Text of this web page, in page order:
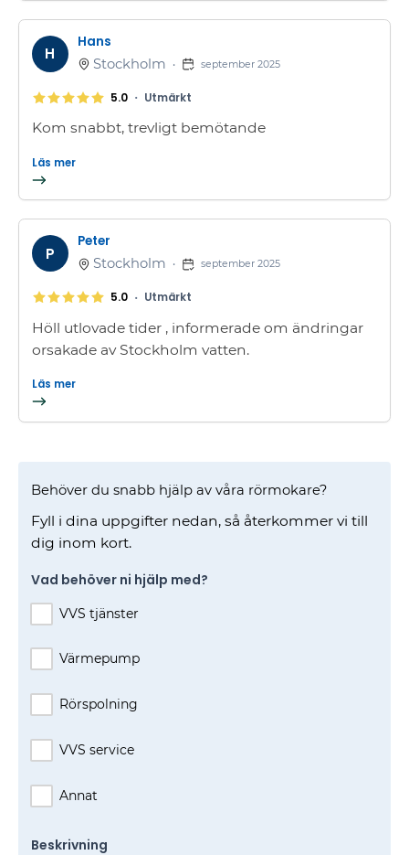
H
Hans
Stockholm • september 2025
5.0 • Utmärkt
Kom snabbt, trevligt bemötande
Läs mer
P
Peter
Stockholm • september 2025
5.0 • Utmärkt
Höll utlovade tider , informerade om ändringar
orsakade av Stockholm vatten.
Läs mer
Behöver du snabb hjälp av våra rörmokare?
Fyll i dina uppgifter nedan, så återkommer vi till
dig inom kort.
Vad behöver ni hjälp med?
VVS tjänster
Värmepump
Rörspolning
VVS service
Annat
Beskrivning